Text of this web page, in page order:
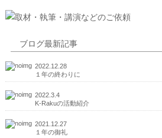
ブログ最新記事
2022.12.28
１年の終わりに
2022.3.4
K-Rakuの活動紹介
2021.12.27
１年の御礼